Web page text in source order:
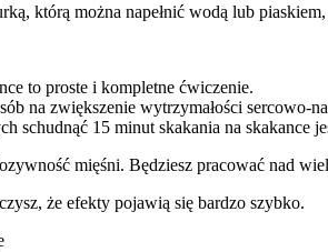
którą można napełnić wodą lub
to proste i kompletne ćwiczenie.
na zwiększenie wytrzymałości sercowo-
schudnąć 15 minut skakania na
mięśni. Będziesz pracować nad
że efekty pojawią się bardzo szybko.